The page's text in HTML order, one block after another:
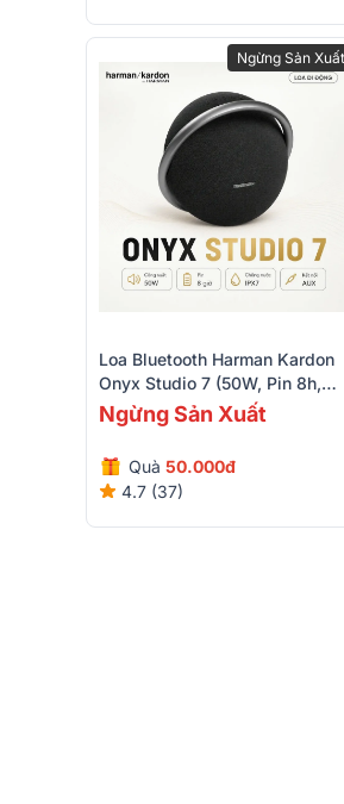
Ngừng Sản Xuất
Loa Bluetooth Harman Kardon
Onyx Studio 7 (50W, Pin 8h,
IPX7, AUX)
Ngừng Sản Xuất
Quà 50.000đ
4.7 (37)